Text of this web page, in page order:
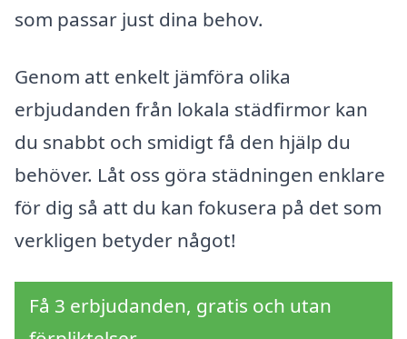
som passar just dina behov.
Genom att enkelt jämföra olika
erbjudanden från lokala städfirmor kan
du snabbt och smidigt få den hjälp du
behöver. Låt oss göra städningen enklare
för dig så att du kan fokusera på det som
verkligen betyder något!
Få 3 erbjudanden, gratis och utan